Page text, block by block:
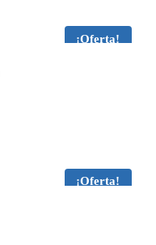
¡Oferta!
¡Oferta!